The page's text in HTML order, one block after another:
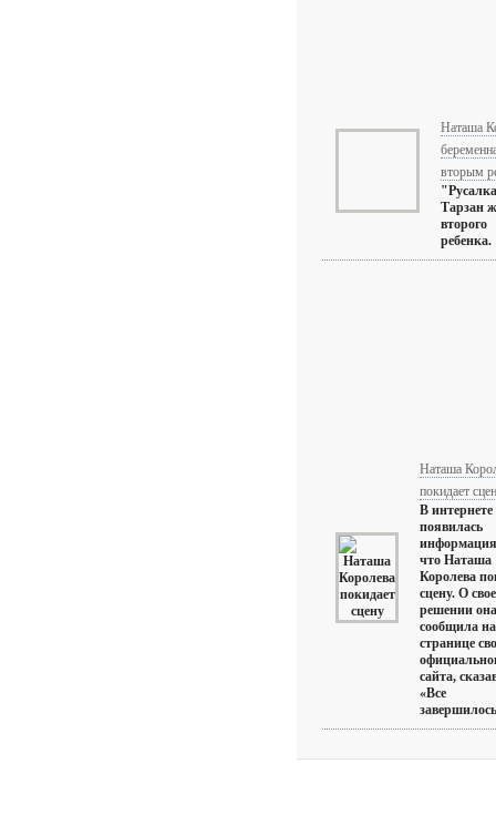
Наташа
вторым
Тарзан
второго
ребенка.
Наташа
покидает
В интернете
появилась
что Наташа
Королева
сцену. О
решении она
сообщила на
странице
сайта,
«Все